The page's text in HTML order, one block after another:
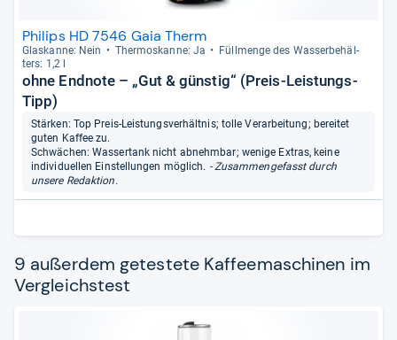
Philips HD 7546 Gaia Therm
Glas­kanne: Nein Ther­mo­s­kanne: Ja
Füll­menge des Was­ser­be­häl­
ters: 1,2 l
ohne Endnote – „Gut & günstig“ (Preis-Leistungs-
Tipp)
Stärken: Top Preis-Leistungsverhältnis; tolle Verarbeitung; bereitet
guten Kaffee zu.
Schwächen: Wassertank nicht abnehmbar; wenige Extras, keine
individuellen Einstellungen möglich. - Zusammengefasst durch
unsere Redaktion.
9 außerdem getestete Kaffeemaschinen im
Vergleichstest